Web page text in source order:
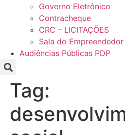
Governo Eletrônico
Contracheque
CRC – LICITAÇÕES
Sala do Empreendedor
Audiências Públicas PDP
Tag: